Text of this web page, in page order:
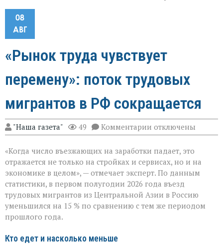
08
АВГ
«Рынок труда чувствует
перемену»: поток трудовых
мигрантов в РФ сокращается
"Наша газета" 49 Комментарии к
записи
труда
чувствует
перемену»:
поток
трудовых
мигрантов
в
РФ
отключены
«Когда число въезжающих на заработки падает, это
отражается не только на стройках и сервисах, но и на
экономике в целом», — отмечает эксперт. По данным
статистики, в первом полугодии 2026 года въезд
трудовых мигрантов из Центральной Азии в Россию
уменьшился на 15 % по сравнению с тем же периодом
прошлого года.
Кто едет и насколько меньше